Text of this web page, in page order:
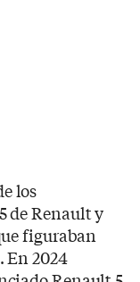
los
de Renault y
figuraban
En 2024